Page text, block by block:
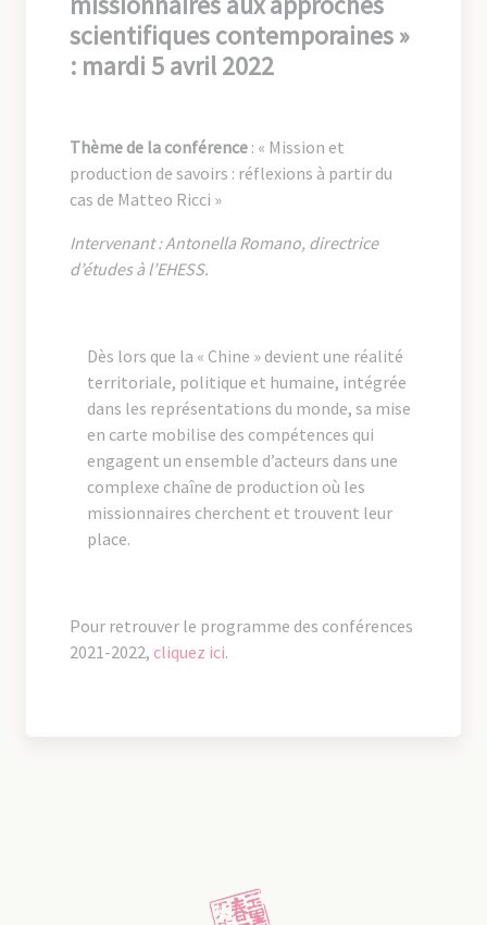
scientifiques contemporaines »
: mardi 5 avril 2022
Thème de la conférence : « Mission et
production de savoirs : réflexions à partir du
cas de Matteo Ricci »
Intervenant : Antonella Romano, directrice
d’études à l’EHESS.
Dès lors que la « Chine » devient une réalité
territoriale, politique et humaine, intégrée
dans les représentations du monde, sa mise
en carte mobilise des compétences qui
engagent un ensemble d’acteurs dans une
complexe chaîne de production où les
missionnaires cherchent et trouvent leur
place.
Pour retrouver le programme des conférences
2021-2022, cliquez ici.